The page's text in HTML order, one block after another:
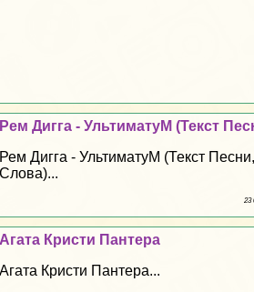
Рем Дигга - УльтиматуМ (Текст
Рем Дигга - УльтиматуМ (Текст Песни,
Слова)...
23
Агата Кристи Пантера
Агата Кристи Пантера...